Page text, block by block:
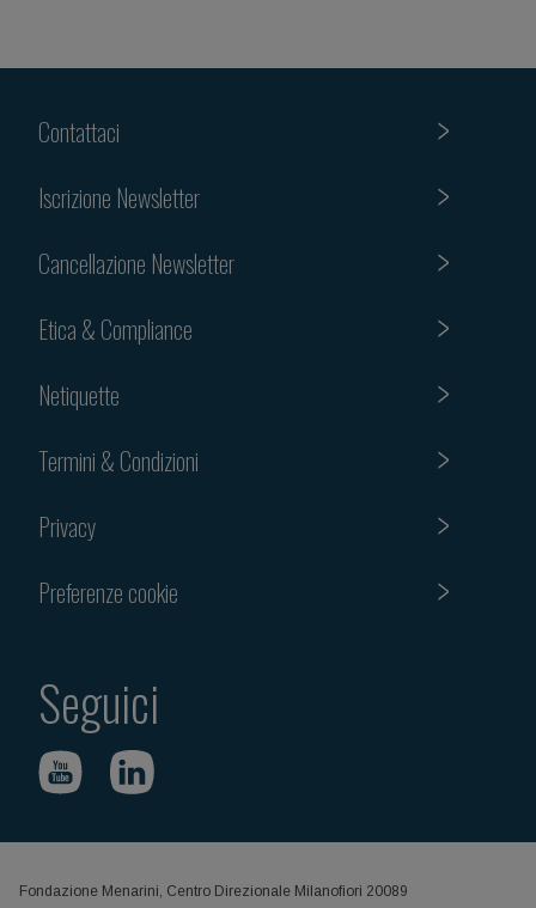
Contattaci
Iscrizione Newsletter
Cancellazione Newsletter
Etica & Compliance
Netiquette
Termini & Condizioni
Privacy
Preferenze cookie
Seguici
Fondazione Menarini, Centro Direzionale Milanofiori 20089